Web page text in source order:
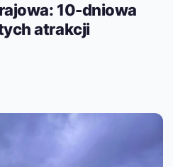
10-dniowa
atrakcji